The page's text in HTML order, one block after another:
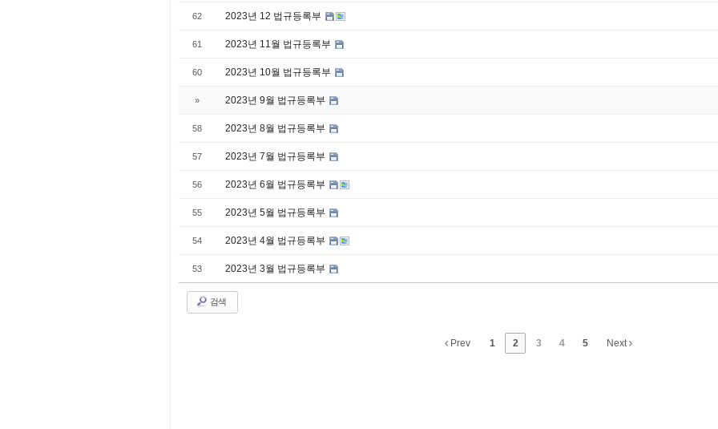
62 2023년 12 법규등록부
61 2023년 11월 법규등록부
60 2023년 10월 법규등록부
» 2023년 9월 법규등록부
58 2023년 8월 법규등록부
57 2023년 7월 법규등록부
56 2023년 6월 법규등록부
55 2023년 5월 법규등록부
54 2023년 4월 법규등록부
53 2023년 3월 법규등록부
검색
Prev 1 2 3 4 5 Next